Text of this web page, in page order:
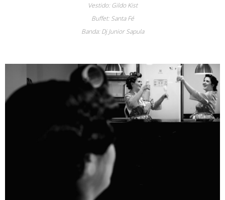
Vestido: Gildo Kist
Buffet: Santa Fé
Banda: Dj Junior Sapula